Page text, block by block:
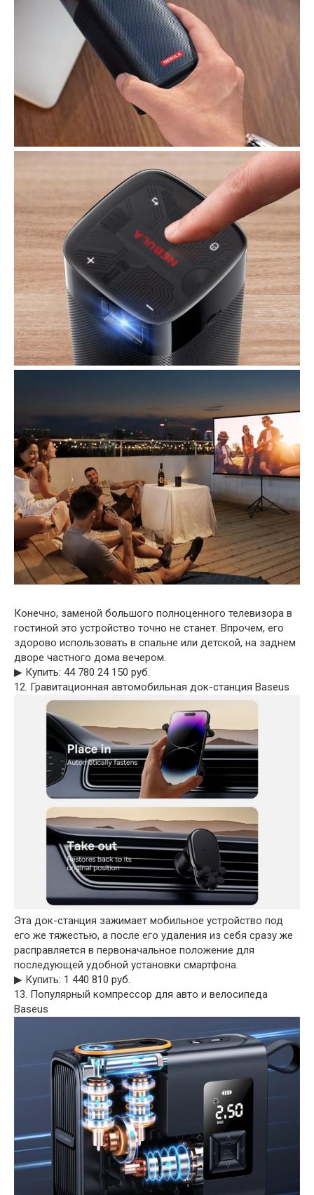
Конечно, заменой большого полноценного телевизора в
гостиной это устройство точно не станет. Впрочем, его
здорово использовать в спальне или детской, на заднем
дворе частного дома вечером.
▶︎ Купить: 44 780 24 150 руб.
12. Гравитационная автомобильная док-станция Baseus
Эта док-станция зажимает мобильное устройство под
его же тяжестью, а после его удаления из себя сразу же
расправляется в первоначальное положение для
последующей удобной установки смартфона.
▶︎ Купить: 1 440 810 руб.
13. Популярный компрессор для авто и велосипеда
Baseus